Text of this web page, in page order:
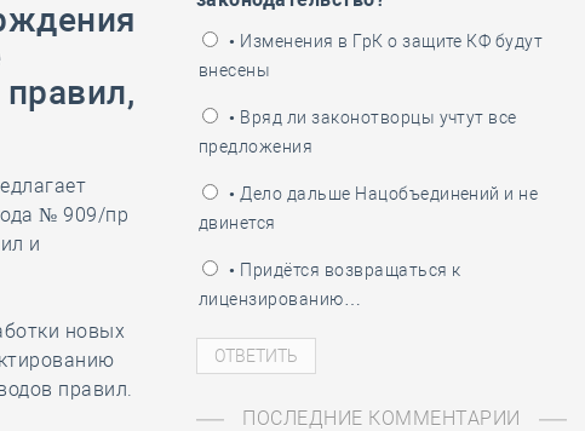
-День пограничника
№ 909/пр
и
новых
правил.
• Изменения в ГрК о защите КФ будут
внесены
• Вряд ли законотворцы учтут все
предложения
• Дело дальше Нацобъединений и не
двинется
• Придётся возвращаться к
лицензированию…
ПОСЛЕДНИЕ КОММЕНТАРИИ